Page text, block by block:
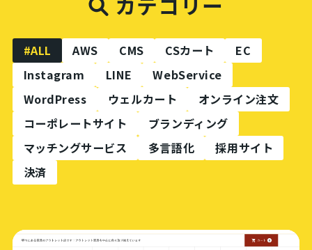
#ALL AWS CMS CSカート
EC
Instagram
LINE
WebService
WordPress
ウェルカート
オンライン注文
コーポレートサイト
ブランディング
マッチングサービス
多言語化
採用サイト
決済